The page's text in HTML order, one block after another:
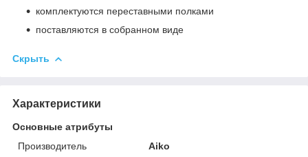
комплектуются переставными полками
поставляются в собранном виде
Скрыть
Характеристики
Основные атрибуты
Производитель
Aiko